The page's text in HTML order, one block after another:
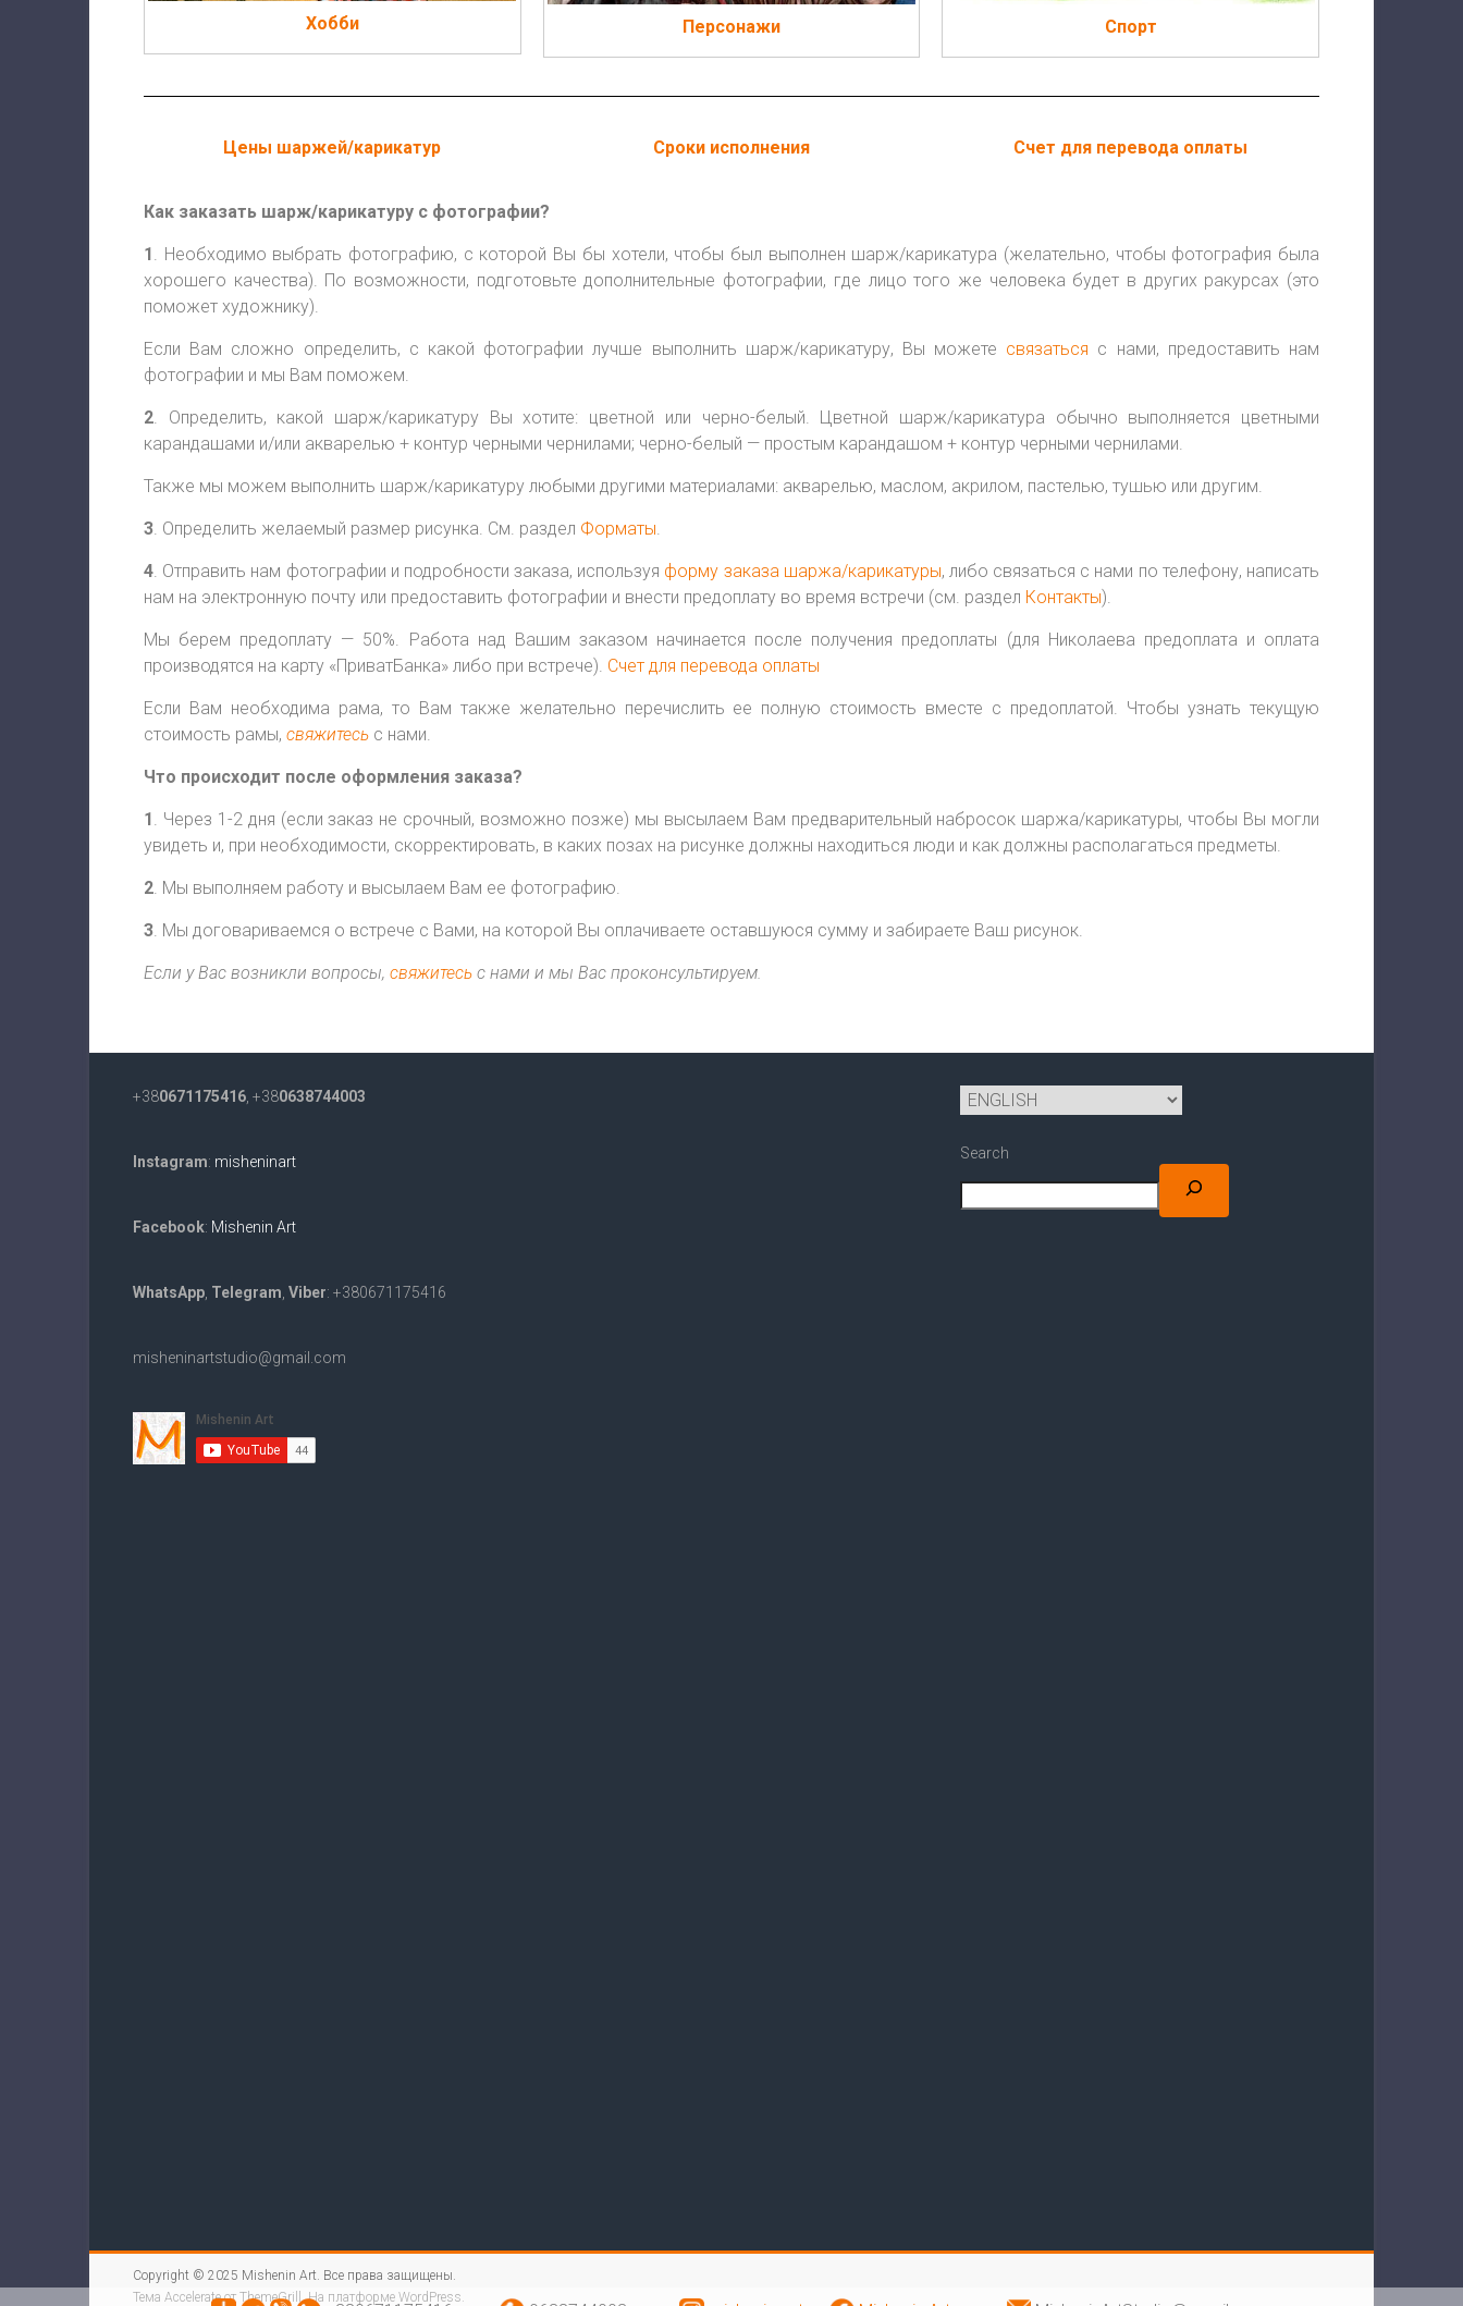
Хобби Персонажи Спорт
Цены шаржей/карикатур Сроки исполнения Счет для перевода оплаты
Как заказать шарж/карикатуру с фотографии?
1
. Необходимо выбрать фотографию, с которой Вы бы хотели, чтобы был выполнен шарж/карикатура (желательно, чтобы фотография была
хорошего качества). По возможности, подготовьте дополнительные фотографии, где лицо того же человека будет в других ракурсах (это
поможет художнику).
Если Вам сложно определить, с какой фотографии лучше выполнить шарж/карикатуру, Вы можете связаться с нами, предоставить нам
фотографии и мы Вам поможем.
2 . Определить, какой шарж/карикатуру Вы хотите: цветной или черно-белый. Цветной шарж/карикатура обычно выполняется цветными
карандашами и/или акварелью + контур черными чернилами; черно-белый — простым карандашом + контур черными чернилами.
Также мы можем выполнить шарж/карикатуру любыми другими материалами: акварелью, маслом, акрилом, пастелью, тушью или другим.
3 . Определить желаемый размер рисунка. См. раздел Форматы
4 . Отправить нам фотографии и подробности заказа, используя форму заказа шаржа/карикатуры, либо связаться с нами по телефону, написать
нам на электронную почту или предоставить фотографии и внести предоплату во время встречи (см. раздел Контакты).
Мы берем предоплату — 50%. Работа над Вашим заказом начинается после получения предоплаты (для Николаева предоплата и оплата
производятся на карту «ПриватБанка» либо при встрече). Счет для перевода оплаты
Если Вам необходима рама, то Вам также желательно перечислить ее полную стоимость вместе с предоплатой. Чтобы узнать текущую
стоимость рамы, свяжитесь с нами.
Что происходит после оформления заказа?
1
. Через 1-2 дня (если заказ не срочный, возможно позже) мы высылаем Вам предварительный набросок шаржа/карикатуры, чтобы Вы могли
увидеть и, при необходимости, скорректировать, в каких позах на рисунке должны находиться люди и как должны располагаться предметы.
2 . Мы выполняем работу и высылаем Вам ее фотографию.
3 . Мы договариваемся о встрече с Вами, на которой Вы оплачиваете оставшуюся сумму и забираете Ваш рисунок.
Если у Вас возникли вопросы, свяжитесь с нами и мы Вас проконсультируем.
+380671175416 , +380638744003
Instagram: misheninart
Facebook: Mishenin Art
WhatsApp Telegram Viber: +380671175416
misheninartstudio@gmail.com
Search
Copyright © 2025 Mishenin Art . Все права защищены.
Тема Accelerateот ThemeGrill. На платформе WordPress